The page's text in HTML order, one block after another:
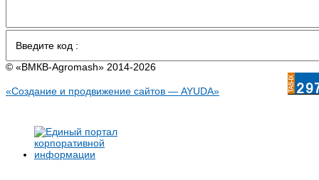
© «BMКB-Аgromash» 2014-2026
«Создание и продвижение сайтов — AYUDA»